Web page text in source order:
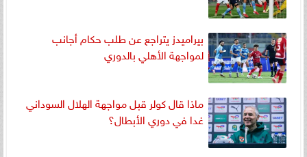
بيراميدز يتراجع عن طلب حكام أجانب
لمواجهة الأهلي بالدوري
ماذا قال كولر قبل مواجهة الهلال السوداني
غدا في دوري الأبطال؟